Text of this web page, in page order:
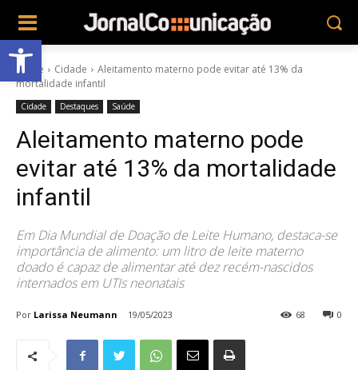
Abrir a barra de ferramentas
Home Cidade
Aleitamento materno pode evitar até 13% da
mortalidade infantil
Cidade Destaques Saúde
Aleitamento materno pode
evitar até 13% da mortalidade
infantil
Em Dia Mundial de Doação de Leite Humano, destaca-se
importância de alimento: um litro de leite materno
doado é capaz de alimentar até dez recém-nascidos
internados em UTIs neonatais
Por Larissa Neumann 19/05/2023 0
68